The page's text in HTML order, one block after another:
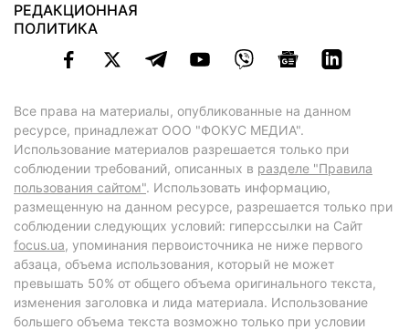
РЕДАКЦИОННАЯ
ПОЛИТИКА
Все права на материалы, опубликованные на данном
ресурсе, принадлежат ООО "ФОКУС МЕДИА".
Использование материалов разрешается только при
соблюдении требований, описанных в разделе "Правила
пользования сайтом". Использовать информацию,
размещенную на данном ресурсе, разрешается только при
соблюдении следующих условий: гиперссылки на Сайт
focus.ua, упоминания первоисточника не ниже первого
абзаца, объема использования, который не может
превышать 50% от общего объема оригинального текста,
изменения заголовка и лида материала. Использование
большего объема текста возможно только при условии